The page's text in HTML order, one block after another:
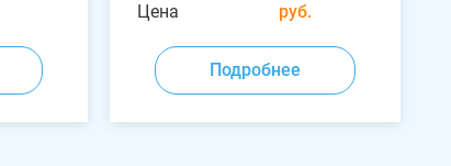
Цена
руб.
Подробнее